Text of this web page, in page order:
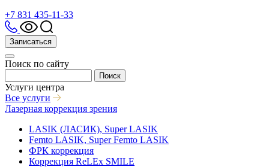
+7 831 435-11-33
Записаться
Поиск по сайту
Поиск
Услуги центра
Все услуги
Лазерная коррекция зрения
LASIK (ЛАСИК), Super LASIK
Femto LASIK, Super Femto LASIK
ФРК коррекция
Коррекция ReLEx SMILE